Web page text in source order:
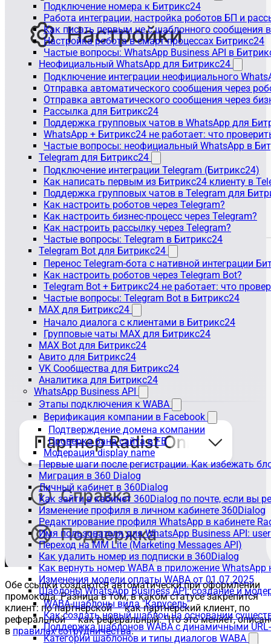
Подключение номера к Битрикс24
Работа интеграции, настройка роботов БП и
Как писать первым не с шаблонного сообщения
Настройка робота в смарт-процессах Битрикс24
Частые вопросы: WhatsApp Business API в
Неофициальный WhatsApp для Битрикс24
Подключение интеграции неофициального
Отправка автоматического сообщения через
Отправка автоматического сообщения через
Рассылка для Битрикс24
Поддержка групповых чатов в WhatsApp для
WhatsApp + Битрикс24 не работает: что
Частые вопросы: неофициальный WhatsApp в
Telegram для Битрикс24
Подключение интеграции Telegram (Битрикс24)
Как написать первым из Битрикс24 клиенту в
Поддержка групповых чатов в Telegram для
Как настроить роботов через Telegram?
Как настроить бизнес-процесс через Telegram?
Как настроить рассылку через Telegram?
Частые вопросы: Telegram в Битрикс24
Telegram Bot для Битрикс24
Перенос Telegram-бота с нативной интеграции
Как настроить роботов через Telegram Bot?
Telegram Bot + Битрикс24 не работает: что
Частые вопросы: Telegram Bot в Битрикс24
MAX для Битрикс24
Начало диалога с клиентами в Битрикс24
Групповые чаты MAX для Битрикс24
MAX Bot для Битрикс24
Авито для Битрикс24
VK Сообщества для Битрикс24
Аналитика для Битрикс24
WhatsApp Business API
Этапы подключения к WABA
Верификация компании в Facebook
Подтверждение домена компании
Проверка бана сайта в FB
Модерация display name
Первые шаги после регистрации. Как избежать
Миграция в 360 Dialog
Личный кабинет в 360Dialog
Как зайти в кабинет 360Dialog по почте, если вы
Изменение профиля в личном кабинете 360Dialog
Редактирование профиля WhatsApp в кабинете
Имя пользователя для WhatsApp Business API:
Переход на MM Lite (Marketing Messages API)
Как удалить номер из подписки в 360Dialog
Как вернуть номер WABA в приложение WhatsApp
Изменения модели оплаты WABA от 01.07.2025
Шаблоны WhatsApp Business API: создание и
WABA-шаблоны вида "Карусель"
Как создать новый шаблон на основании
Поддержка шаблонов WABA с динамичными
Категории шаблонов и типы диалогов WABA
Обе ссылки создаются автоматически при оформлении
промокода. Разница в том, в каком статусе закрепится
клиент: по партнёрской — как партнёрский клиент, по
реферальной — как реферальный. Что это меняет,
в правилах сотрудничества.